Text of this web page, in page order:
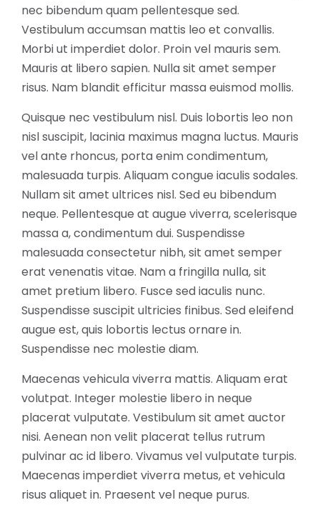
nec bibendum quam pellentesque sed.
Vestibulum accumsan mattis leo et convallis.
Morbi ut imperdiet dolor. Proin vel mauris sem.
Mauris at libero sapien. Nulla sit amet semper
risus. Nam blandit efficitur massa euismod mollis.
Quisque nec vestibulum nisl. Duis lobortis leo non
nisl suscipit, lacinia maximus magna luctus. Mauris
vel ante rhoncus, porta enim condimentum,
malesuada turpis. Aliquam congue iaculis sodales.
Nullam sit amet ultrices nisl. Sed eu bibendum
neque. Pellentesque at augue viverra, scelerisque
massa a, condimentum dui. Suspendisse
malesuada consectetur nibh, sit amet semper
erat venenatis vitae. Nam a fringilla nulla, sit
amet pretium libero. Fusce sed iaculis nunc.
Suspendisse suscipit ultricies finibus. Sed eleifend
augue est, quis lobortis lectus ornare in.
Suspendisse nec molestie diam.
Maecenas vehicula viverra mattis. Aliquam erat
volutpat. Integer molestie libero in neque
placerat vulputate. Vestibulum sit amet auctor
nisi. Aenean non velit placerat tellus rutrum
pulvinar ac id libero. Vivamus vel vulputate turpis.
Maecenas imperdiet viverra metus, et vehicula
risus aliquet in. Praesent vel neque purus.